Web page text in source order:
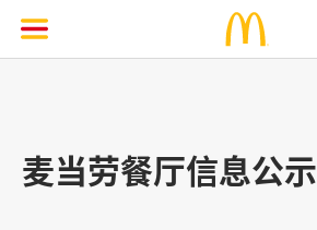
麦当劳餐厅信息公示